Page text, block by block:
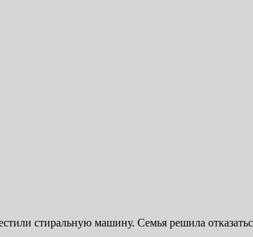
стиральную машину. Семья решила